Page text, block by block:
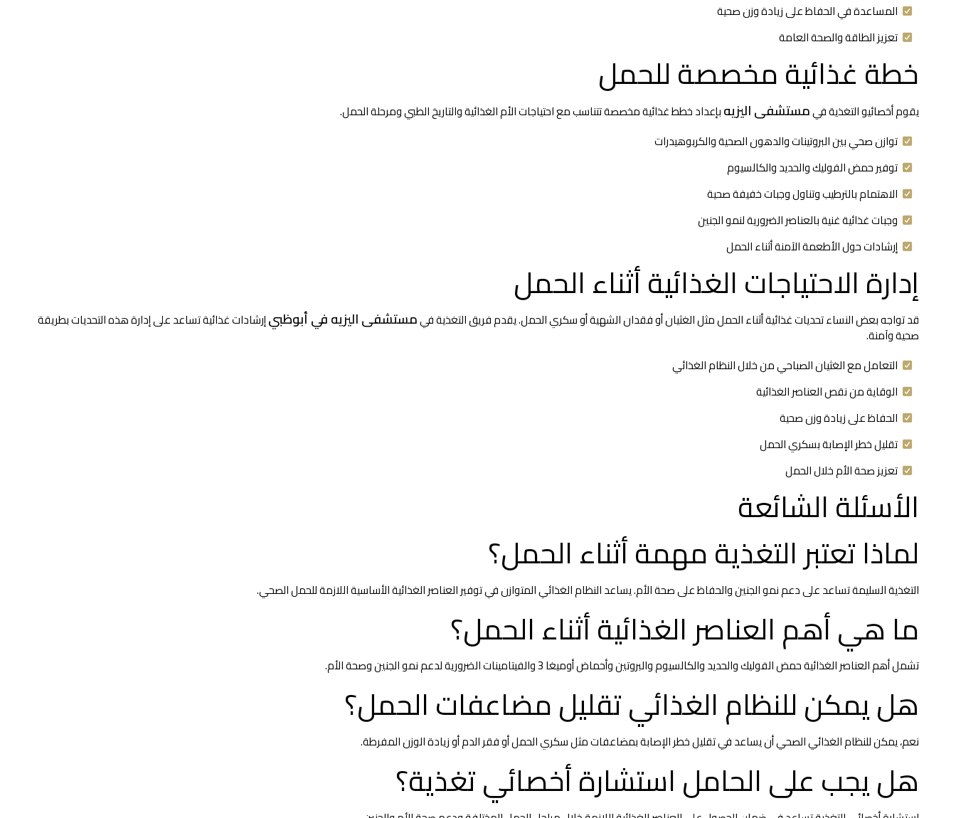
المساعدة في الحفاظ على زيادة وزن صحية
تعزيز الطاقة والصحة العامة
خطة غذائية مخصصة للحمل
يقوم أخصائيو التغذية فيمستشفى اليزيهبإعداد خطط غذائية مخصصة تتناسب مع احتياجات الأم الغذائية والتاريخ الطبي ومرحلة الحمل.
توازن صحي بين البروتينات والدهون الصحية والكربوهيدرات
توفير حمض الفوليك والحديد والكالسيوم
الاهتمام بالترطيب وتناول وجبات خفيفة صحية
وجبات غذائية غنية بالعناصر الضرورية لنمو الجنين
إرشادات حول الأطعمة الآمنة أثناء الحمل
إدارة الاحتياجات الغذائية أثناء الحمل
قد تواجه بعض النساء تحديات غذائية أثناء الحمل مثل الغثيان أو فقدان الشهية أو سكري الحمل. يقدم فريق التغذية فيمستشفى اليزيه في أبوظبيإرشادات غذائية تساعد على إدارة هذه التحديات بطريقة
صحية وآمنة.
التعامل مع الغثيان الصباحي من خلال النظام الغذائي
الوقاية من نقص العناصر الغذائية
الحفاظ على زيادة وزن صحية
تقليل خطر الإصابة بسكري الحمل
تعزيز صحة الأم خلال الحمل
الأسئلة الشائعة
لماذا تعتبر التغذية مهمة أثناء الحمل؟
التغذية السليمة تساعد على دعم نمو الجنين والحفاظ على صحة الأم. يساعد النظام الغذائي المتوازن في توفير العناصر الغذائية الأساسية اللازمة للحمل الصحي.
ما هي أهم العناصر الغذائية أثناء الحمل؟
تشمل أهم العناصر الغذائية حمض الفوليك والحديد والكالسيوم والبروتين وأحماض أوميغا 3 والفيتامينات الضرورية لدعم نمو الجنين وصحة الأم.
هل يمكن للنظام الغذائي تقليل مضاعفات الحمل؟
نعم، يمكن للنظام الغذائي الصحي أن يساعد في تقليل خطر الإصابة بمضاعفات مثل سكري الحمل أو فقر الدم أو زيادة الوزن المفرطة.
هل يجب على الحامل استشارة أخصائي تغذية؟